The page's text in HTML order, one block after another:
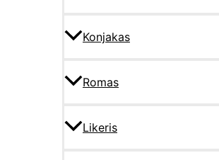
Konjakas
Romas
Likeris